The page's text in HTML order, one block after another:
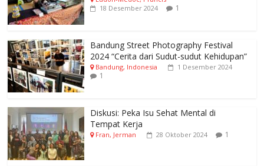
18 Desember 2024
1
Bandung Street Photography Festival
2024 “Cerita dari Sudut-sudut Kehidupan”
Bandung, Indonesia 1 Desember 2024
1
Diskusi: Peka Isu Sehat Mental di
Tempat Kerja
Fran, Jerman 28 Oktober 2024 1